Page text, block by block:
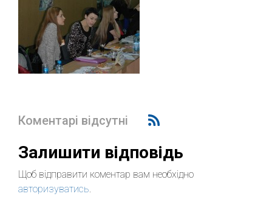
Коментарі відсутні
Залишити відповідь
Щоб відправити коментар вам необхідно
авторизуватись.